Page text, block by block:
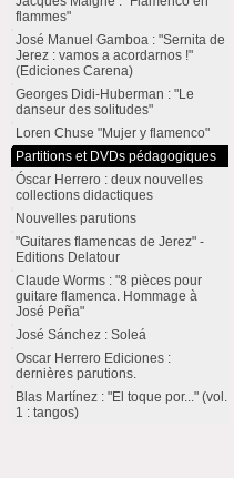
flammes"
José Manuel Gamboa : "Sernita de
Jerez : vamos a acordarnos !"
(Ediciones Carena)
Georges Didi-Huberman : "Le
danseur des solitudes"
Loren Chuse "Mujer y flamenco"
Partitions et DVDs pédagogiques
Óscar Herrero : deux nouvelles
collections didactiques
Nouvelles parutions
"Guitares flamencas de Jerez" -
Editions Delatour
Claude Worms : "8 pièces pour
guitare flamenca. Hommage à
José Peña"
José Sánchez : Soleá
Oscar Herrero Ediciones :
dernières parutions.
Blas Martínez : "El toque por..." (vol.
1 : tangos)